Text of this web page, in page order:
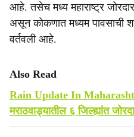
आहे. तसेच मध्य महाराष्ट्र
असून कोकणात मध्यम पावसाची
वर्तवली आहे.
Also Read
Rain Update In
मराठवाड्यातील ६ जिल्ह्यांत